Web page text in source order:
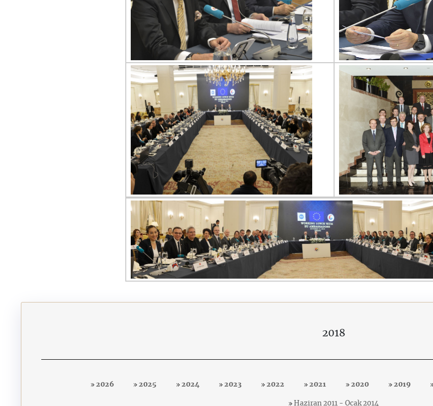
2018
2026 2025 2024 2023 2022 2021 2020 2019
Haziran 2011 - Ocak 2014